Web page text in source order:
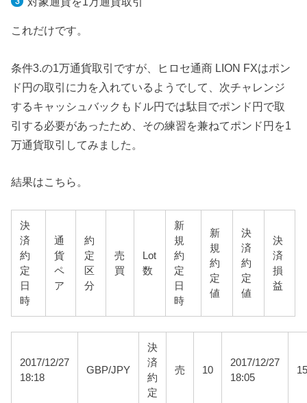
これだけです。
条件3.の1万通貨取引ですが、ヒロセ通商 LION FXはポン
ド円の取引に力を入れているようでして、次チャレンジ
するキャッシュバックもドル円では駄目でポンド円で取
引する必要があったため、その練習を兼ねてポンド円を1
万通貨取引してみました。
結果はこちら。
決
済
約
定
日
時
通
貨
ペ
ア
約
定
区
分
売
買
Lot
数
新
規
約
定
日
時
新
規
約
定
値
決
済
約
定
値
決
済
損
益
2017/12/27
18:18
GBP/JPY
決
済
約
定
売 10
2017/12/27
18:05